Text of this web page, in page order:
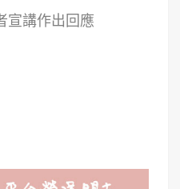
宣講作出回應